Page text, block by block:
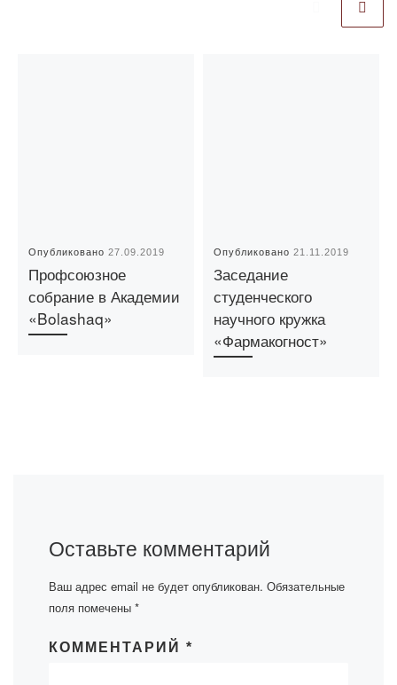
Опубликовано27.09.2019
Профсоюзное
собрание в Академии
«Bolashaq»
Опубликовано21.11.2019
Заседание
студенческого
научного кружка
«Фармакогност»
Оставьте комментарий
Ваш адрес email не будет опубликован. Обязательные
поля помечены *
КОММЕНТАРИЙ *